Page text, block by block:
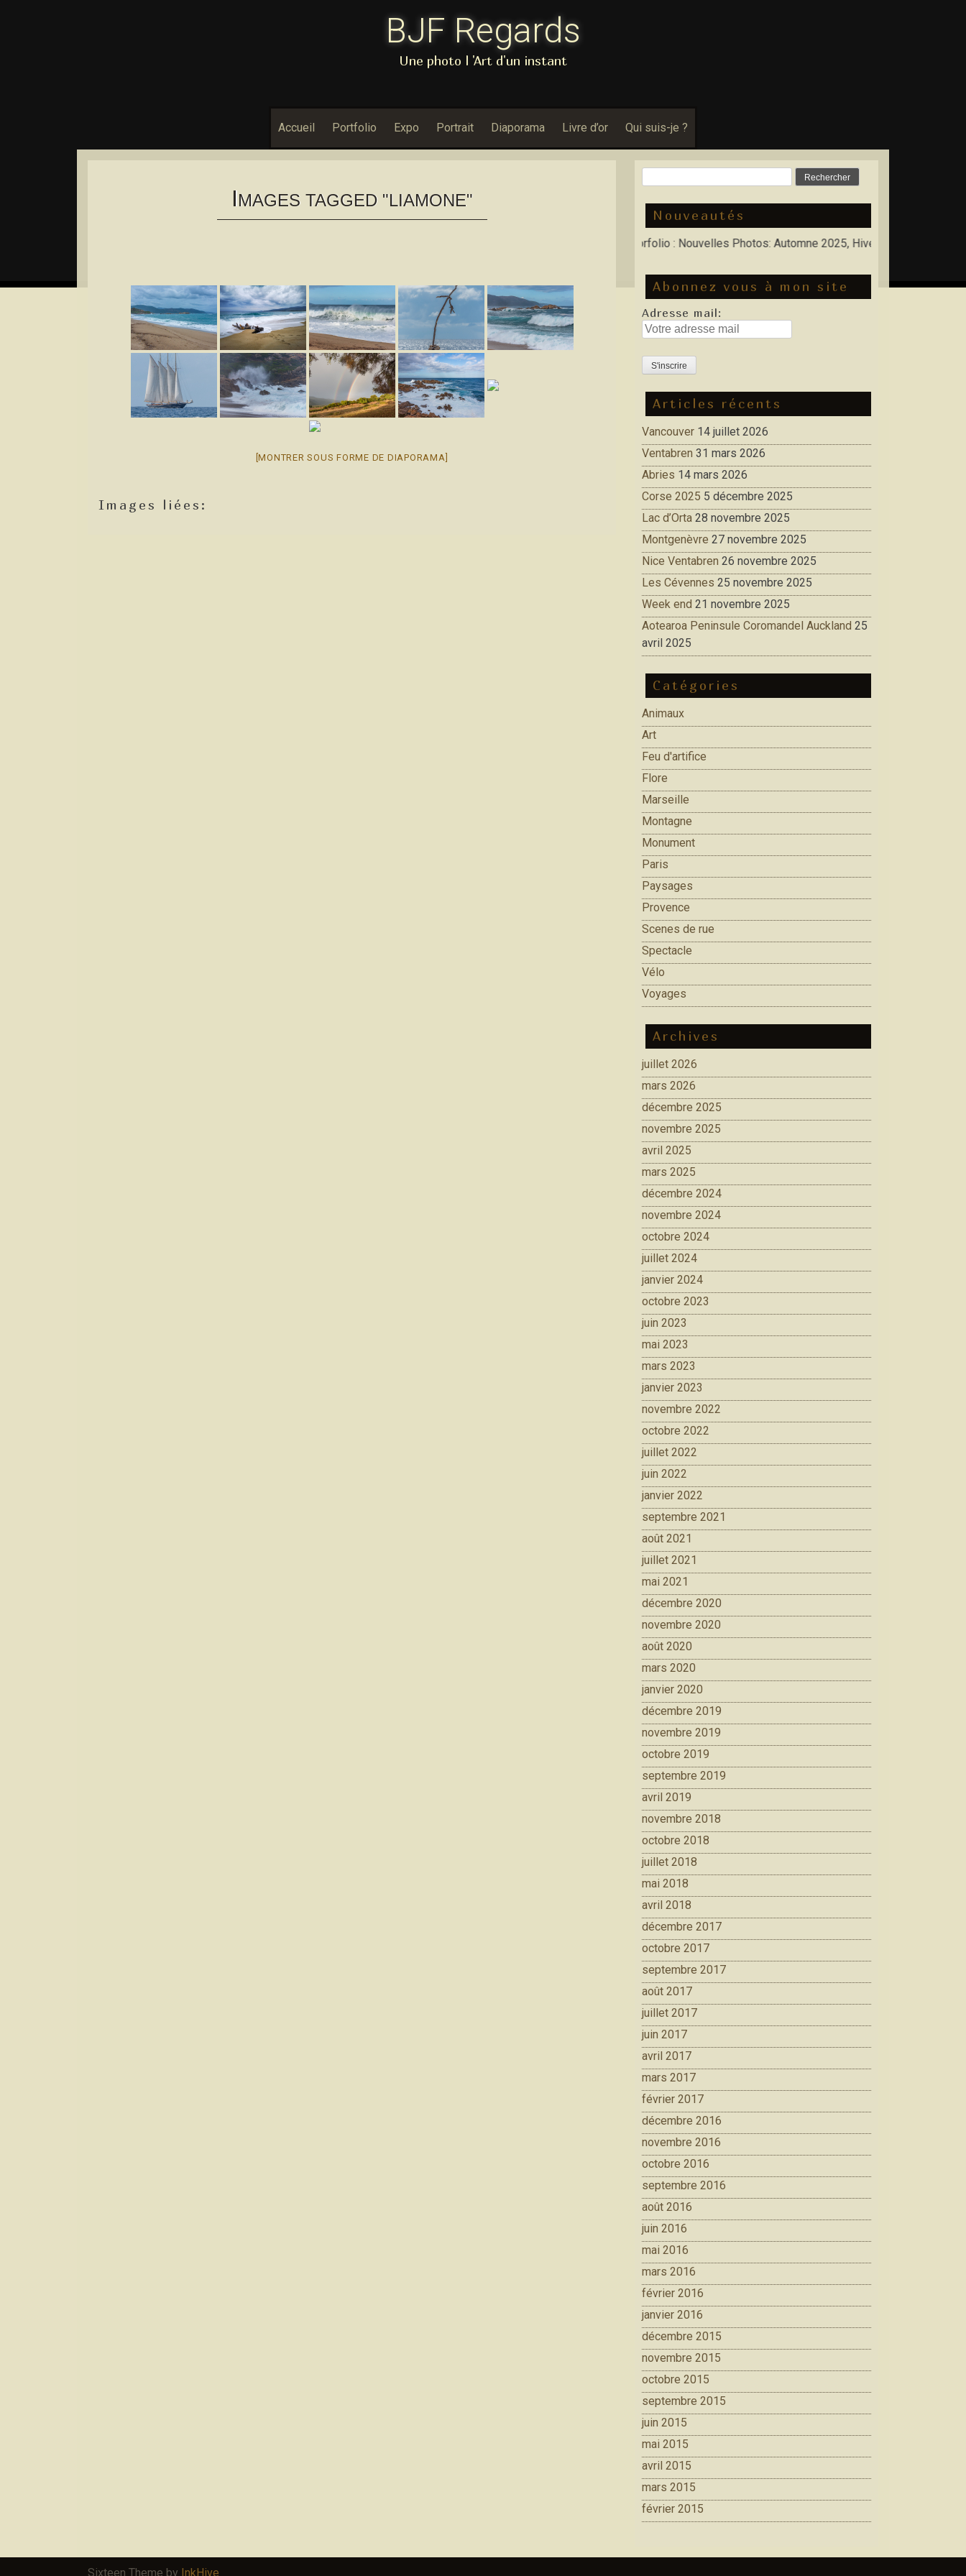
BJF Regards
Une photo l 'Art d'un instant
Accueil Portfolio Expo Portrait Diaporama Livre d’or Qui suis-je ?
IMAGES TAGGED "LIAMONE"
[MONTRER SOUS FORME DE DIAPORAMA]
Images liées:
Nouveautés
Dans Porfolio : Nouvelles Photos: Automne 2025, Hiver 2026
Abonnez vous à mon site
Adresse mail:
Articles récents
Vancouver 14 juillet 2026
Ventabren 31 mars 2026
Abries 14 mars 2026
Corse 2025 5 décembre 2025
Lac d’Orta 28 novembre 2025
Montgenèvre 27 novembre 2025
Nice Ventabren 26 novembre 2025
Les Cévennes 25 novembre 2025
Week end 21 novembre 2025
Aotearoa Peninsule Coromandel Auckland 25
avril 2025
Catégories
Animaux
Art
Feu d'artifice
Flore
Marseille
Montagne
Monument
Paris
Paysages
Provence
Scenes de rue
Spectacle
Vélo
Voyages
Archives
juillet 2026
mars 2026
décembre 2025
novembre 2025
avril 2025
mars 2025
décembre 2024
novembre 2024
octobre 2024
juillet 2024
janvier 2024
octobre 2023
juin 2023
mai 2023
mars 2023
janvier 2023
novembre 2022
octobre 2022
juillet 2022
juin 2022
janvier 2022
septembre 2021
août 2021
juillet 2021
mai 2021
décembre 2020
novembre 2020
août 2020
mars 2020
janvier 2020
décembre 2019
novembre 2019
octobre 2019
septembre 2019
avril 2019
novembre 2018
octobre 2018
juillet 2018
mai 2018
avril 2018
décembre 2017
octobre 2017
septembre 2017
août 2017
juillet 2017
juin 2017
avril 2017
mars 2017
février 2017
décembre 2016
novembre 2016
octobre 2016
septembre 2016
août 2016
juin 2016
mai 2016
mars 2016
février 2016
janvier 2016
décembre 2015
novembre 2015
octobre 2015
septembre 2015
juin 2015
mai 2015
avril 2015
mars 2015
février 2015
Sixteen Theme by InkHive